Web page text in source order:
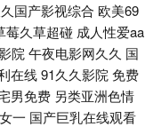
在线播放 A片网纸 福利
频 少妇影院在线 婷婷五
日 欧美成人午夜剧场 青
国产影视综合 欧美69
莓久草超碰 成人性爱aa
院 午夜电影网久久 国
在线91久久影院 免费
男免费 另类亚洲色情
一 国产巨乳在线观看